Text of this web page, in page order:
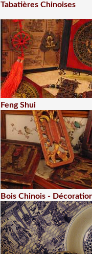
Tabatières Chinoises
Feng Shui
Bois Chinois -